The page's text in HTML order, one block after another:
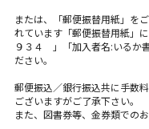
または、「郵便振替用紙」を
れています「郵便振替用紙」
９３４ 」「加入者名:いるか
ださい。
郵便振込／銀行振込共に手数
ございますがご了承下さい。
また、図書券等、金券類での